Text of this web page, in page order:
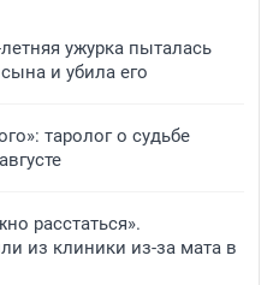
ужурка пыталась
и убила его
таролог о судьбе
расстаться».
из клиники из-за мата в